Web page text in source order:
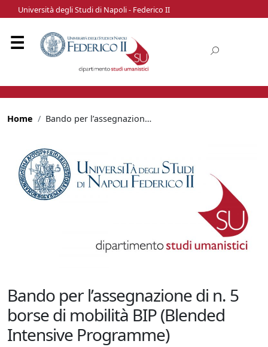
Università degli Studi di Napoli - Federico II
Home Bando per l’assegnazione di n. 5 borse di mobilità BIP (Blended Intensive Programme)
Bando per l’assegnazione di n. 5
borse di mobilità BIP (Blended
Intensive Programme)